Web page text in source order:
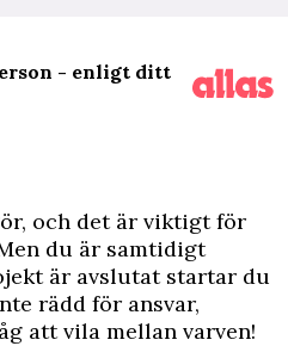
- enligt ditt
och det är viktigt för
du är samtidigt
är avslutat startar du
rädd för ansvar,
att vila mellan varven!